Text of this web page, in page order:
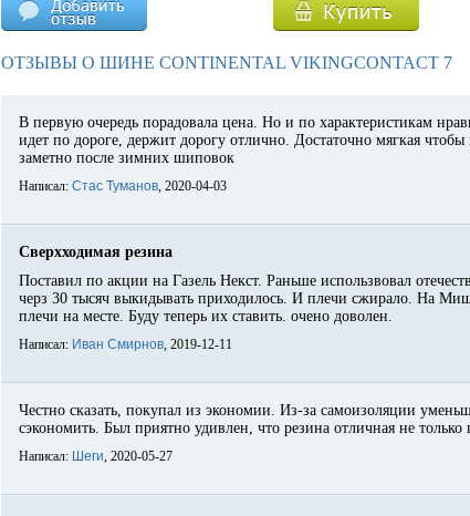
ОТЗЫВЫ О ШИНЕ CONTINENTAL VIKINGCONTACT 7
В первую очередь порадовала цена. Но и по характеристикам
идет по дороге, держит дорогу отлично. Достаточно мягкая
заметно после зимних шиповок
Написал: Стас Туманов, 2020-04-03
Сверхходимая резина
Поставил по акции на Газель Некст. Раньше использвовал
черз 30 тысяч выкидывать приходилось. И плечи сжирало. На
плечи на месте. Буду теперь их ставить. очено доволен.
Написал: Иван Смирнов, 2019-12-11
Честно сказать, покупал из экономии. Из-за самоизоляции
сэкономить. Был приятно удивлен, что резина отличная не
Написал: Шеги, 2020-05-27